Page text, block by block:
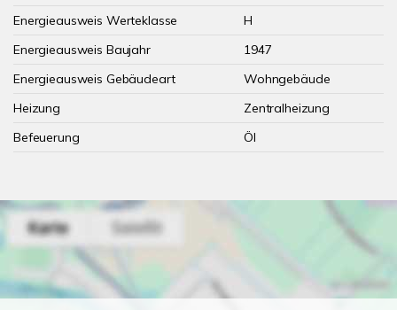
Energieausweis Werteklasse
H
Energieausweis Baujahr
1947
Energieausweis Gebäudeart
Wohngebäude
Heizung
Zentralheizung
Befeuerung
Öl